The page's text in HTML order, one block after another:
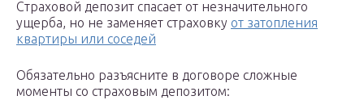
Страховой депозит спасает от незначительного
ущерба, но не заменяет страховку от затопления
квартиры или соседей
Обязательно разъясните в договоре сложные
моменты со страховым депозитом: